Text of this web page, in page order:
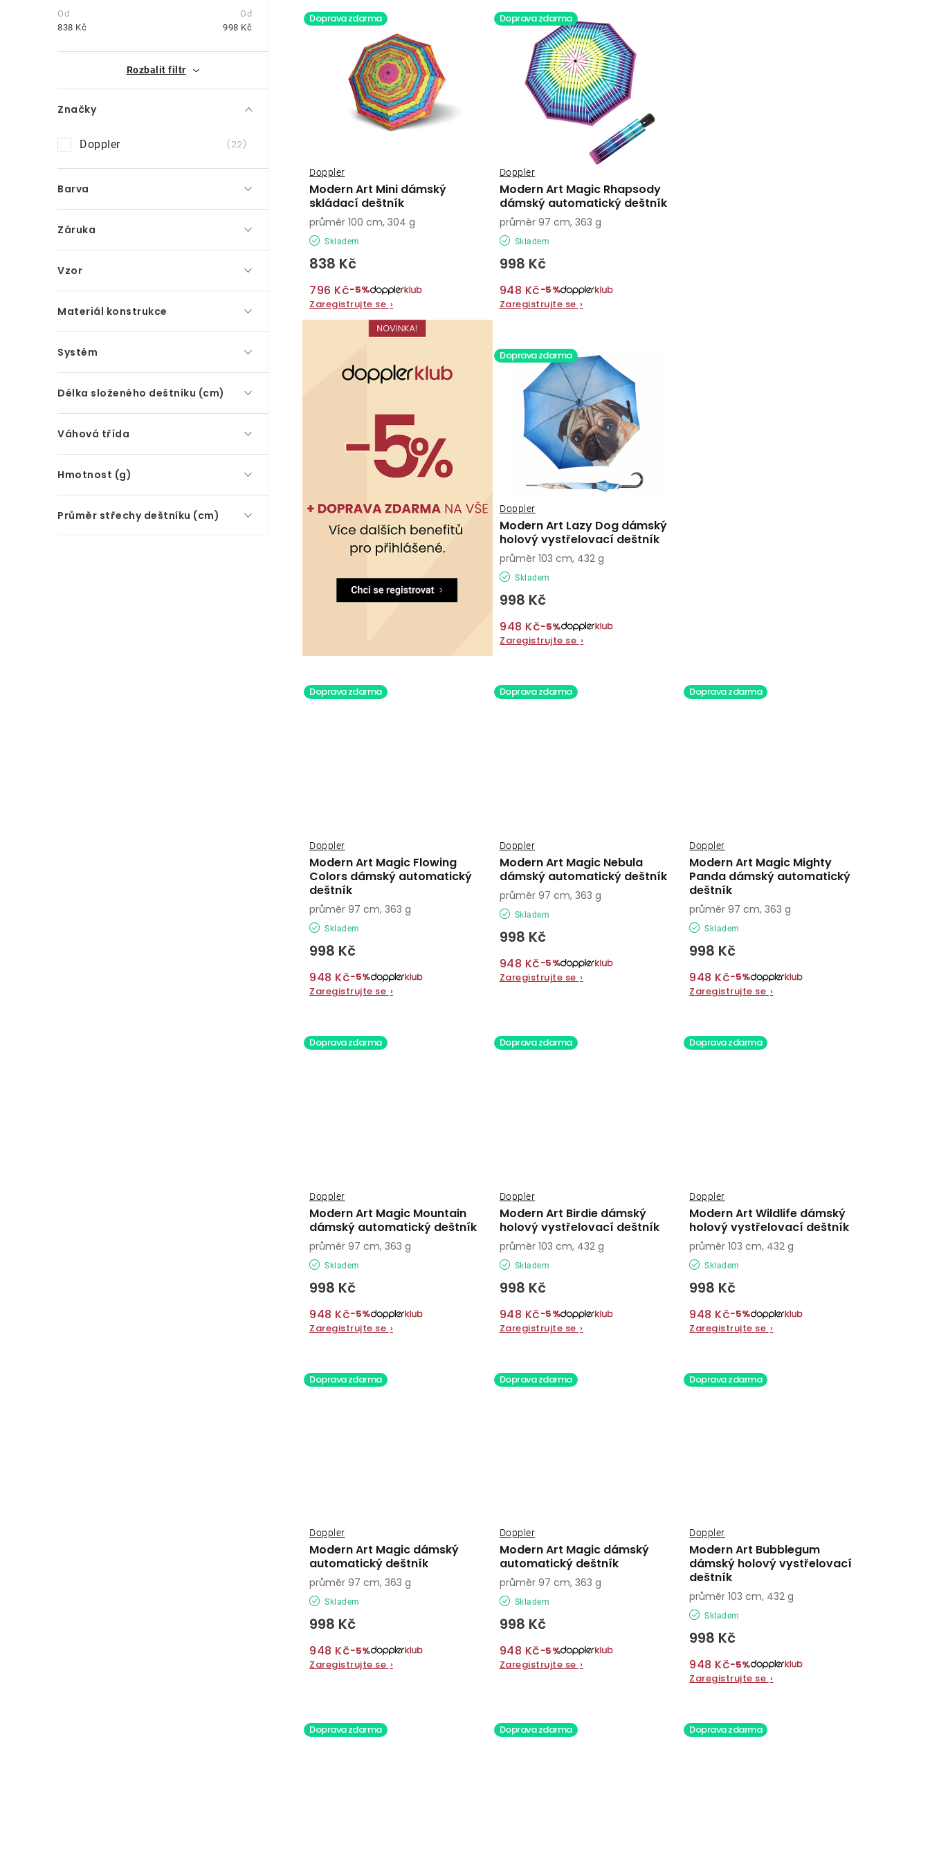
t
r
a
n
n
í
p
a
n
e
l
838 Kč 998 Kč
Rozbalit filtr
Značky
Doppler 22
Barva
Záruka
Vzor
Materiál konstrukce
Systém
Délka složeného deštníku (cm)
Váhová třída
Hmotnost (g)
Průměr střechy deštníku (cm)
e
o
d
u
k
t
ů
ý
o
d
u
k
t
ů
Doprava zdarma
Modern Art Mini dámský
skládací deštník
Doppler
Skladem
838 Kč
796 Kč−5%
Zaregistrujte se ›
průměr 100 cm, 304 g
Doprava zdarma
Modern Art Magic Rhapsody
dámský automatický deštník
Doppler
Skladem
998 Kč
948 Kč−5%
Zaregistrujte se ›
průměr 97 cm, 363 g
Doprava zdarma
Modern Art Lazy Dog dámský
holový vystřelovací deštník
Doppler
Skladem
998 Kč
948 Kč−5%
Zaregistrujte se ›
průměr 103 cm, 432 g
Doprava zdarma
Modern Art Magic Flowing
Colors dámský automatický
deštník
Doppler
Skladem
998 Kč
948 Kč−5%
Zaregistrujte se ›
průměr 97 cm, 363 g
Doprava zdarma
Modern Art Magic Nebula
dámský automatický deštník
Doppler
Skladem
998 Kč
948 Kč−5%
Zaregistrujte se ›
průměr 97 cm, 363 g
Doprava zdarma
Modern Art Magic Mighty
Panda dámský automatický
deštník
Doppler
Skladem
998 Kč
948 Kč−5%
Zaregistrujte se ›
průměr 97 cm, 363 g
Doprava zdarma
Modern Art Magic Mountain
dámský automatický deštník
Doppler
Skladem
998 Kč
948 Kč−5%
Zaregistrujte se ›
průměr 97 cm, 363 g
Doprava zdarma
Modern Art Birdie dámský
holový vystřelovací deštník
Doppler
Skladem
998 Kč
948 Kč−5%
Zaregistrujte se ›
průměr 103 cm, 432 g
Doprava zdarma
Modern Art Wildlife dámský
holový vystřelovací deštník
Doppler
Skladem
998 Kč
948 Kč−5%
Zaregistrujte se ›
průměr 103 cm, 432 g
Doprava zdarma
Modern Art Magic dámský
automatický deštník
Doppler
Skladem
998 Kč
948 Kč−5%
Zaregistrujte se ›
průměr 97 cm, 363 g
Doprava zdarma
Modern Art Magic dámský
automatický deštník
Doppler
Skladem
998 Kč
948 Kč−5%
Zaregistrujte se ›
průměr 97 cm, 363 g
Doprava zdarma
Modern Art Bubblegum
dámský holový vystřelovací
deštník
Doppler
Skladem
998 Kč
948 Kč−5%
Zaregistrujte se ›
průměr 103 cm, 432 g
Doprava zdarma Doprava zdarma Doprava zdarma